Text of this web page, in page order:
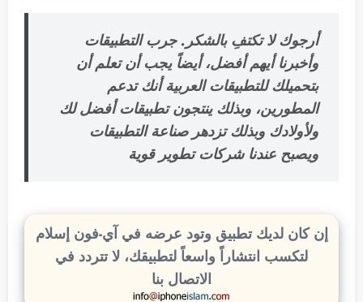
أرجوك لا تكتفِ بالشكر. جرب التطبيقات
وأخبرنا أيهم أفضل، أيضاً يجب أن تعلم أن
بتحميلك للتطبيقات العربية أنك تدعم
المطورين، وبذلك ينتجون تطبيقات أفضل لك
ولأولادك وبذلك تزدهر صناعة التطبيقات
ويصبح عندنا شركات تطوير قوية
إن كان لديك تطبيق وتود عرضه في آي-فون إسلام
لتكسب انتشاراً واسعاً لتطبيقك، لا تتردد في
الاتصال بنا